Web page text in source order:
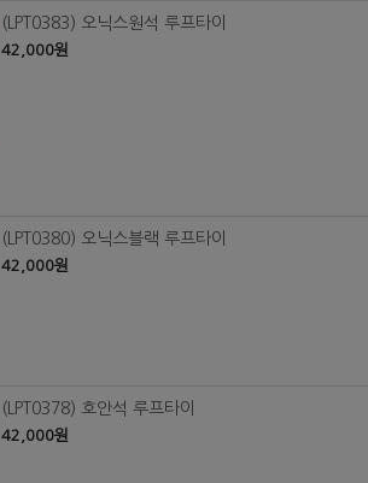
(LPT0383) 오닉스원석 루프타이
42,000원
(LPT0380) 오닉스블랙 루프타이
42,000원
(LPT0378) 호안석 루프타이
42,000원